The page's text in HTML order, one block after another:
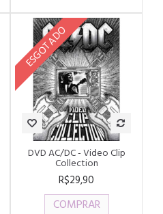
ESGOTADO
DVD AC/DC - Video Clip
Collection
R$29,90
COMPRAR